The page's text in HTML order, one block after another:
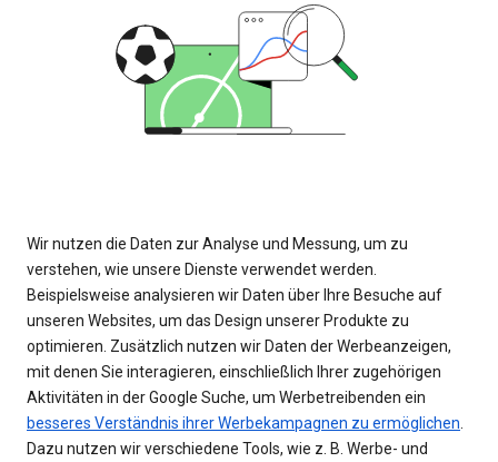
Wir nutzen die Daten zur Analyse und Messung, um zu
verstehen, wie unsere Dienste verwendet werden.
Beispielsweise analysieren wir Daten über Ihre Besuche auf
unseren Websites, um das Design unserer Produkte zu
optimieren. Zusätzlich nutzen wir Daten der Werbeanzeigen,
mit denen Sie interagieren, einschließlich Ihrer zugehörigen
Aktivitäten in der Google Suche, um Werbetreibenden ein
besseres Verständnis ihrer Werbekampagnen zu ermöglichen.
Dazu nutzen wir verschiedene Tools, wie z. B. Werbe- und